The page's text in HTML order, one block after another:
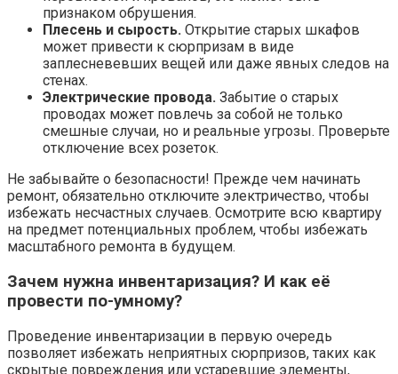
признаком обрушения.
Плесень и сырость. Открытие старых шкафов
может привести к сюрпризам в виде
заплесневевших вещей или даже явных следов на
стенах.
Электрические провода. Забытие о старых
проводах может повлечь за собой не только
смешные случаи, но и реальные угрозы. Проверьте
отключение всех розеток.
Не забывайте о безопасности! Прежде чем начинать
ремонт, обязательно отключите электричество, чтобы
избежать несчастных случаев. Осмотрите всю квартиру
на предмет потенциальных проблем, чтобы избежать
масштабного ремонта в будущем.
Зачем нужна инвентаризация? И как её
провести по-умному?
Проведение инвентаризации в первую очередь
позволяет избежать неприятных сюрпризов, таких как
скрытые повреждения или устаревшие элементы,